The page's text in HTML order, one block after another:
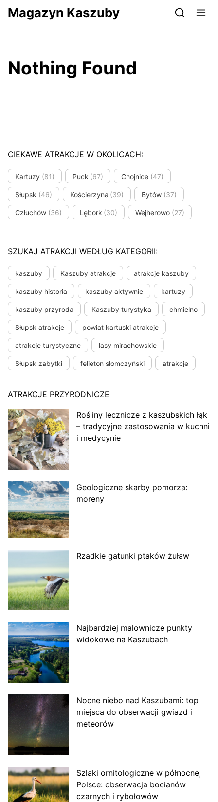
Przejdź do serwisu magazynkaszuby.pl
Magazyn Kaszuby
Nothing Found
CIEKAWE ATRAKCJE W OKOLICACH:
Kartuzy (81) Puck (67) Chojnice (47)
Słupsk (46) Kościerzyna (39) Bytów (37)
Człuchów (36) Lębork (30) Wejherowo (27)
SZUKAJ ATRAKCJI WEDŁUG KATEGORII:
kaszuby Kaszuby atrakcje atrakcje kaszuby
kaszuby historia kaszuby aktywnie kartuzy
kaszuby przyroda Kaszuby turystyka chmielno
Słupsk atrakcje powiat kartuski atrakcje
atrakcje turystyczne lasy mirachowskie
Słupsk zabytki felieton słomczyński atrakcje
ATRAKCJE PRZYRODNICZE
Rośliny lecznicze z kaszubskich łąk
– tradycyjne zastosowania w kuchni
i medycynie
Geologiczne skarby pomorza:
moreny
Rzadkie gatunki ptaków żuław
Najbardziej malownicze punkty
widokowe na Kaszubach
Nocne niebo nad Kaszubami: top
miejsca do obserwacji gwiazd i
meteorów
Szlaki ornitologiczne w północnej
Polsce: obserwacja bocianów
czarnych i rybołowów